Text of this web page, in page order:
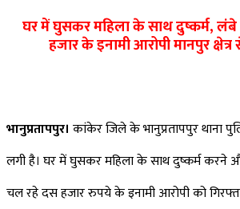
Facebook
Twitter
LinkedIn
Pinterest
Messenger
Messenger
WhatsApp
Telegram
घर में घुसकर महिला के साथ दुष्कर्म,
हजार के इनामी आरोपी मानपुर
भानुप्रतापपुर। कांकेर जिले के भानुप्रतापपुर थाना
लगी है। घर में घुसकर महिला के साथ दुष्कर्म
चल रहे दस हजार रुपये के इनामी आरोपी को